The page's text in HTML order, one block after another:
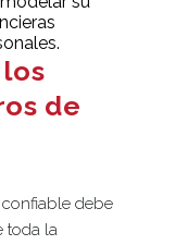
de
debe
toda la